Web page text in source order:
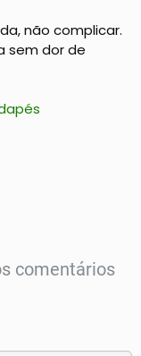
não complicar.
sem dor de
comentários